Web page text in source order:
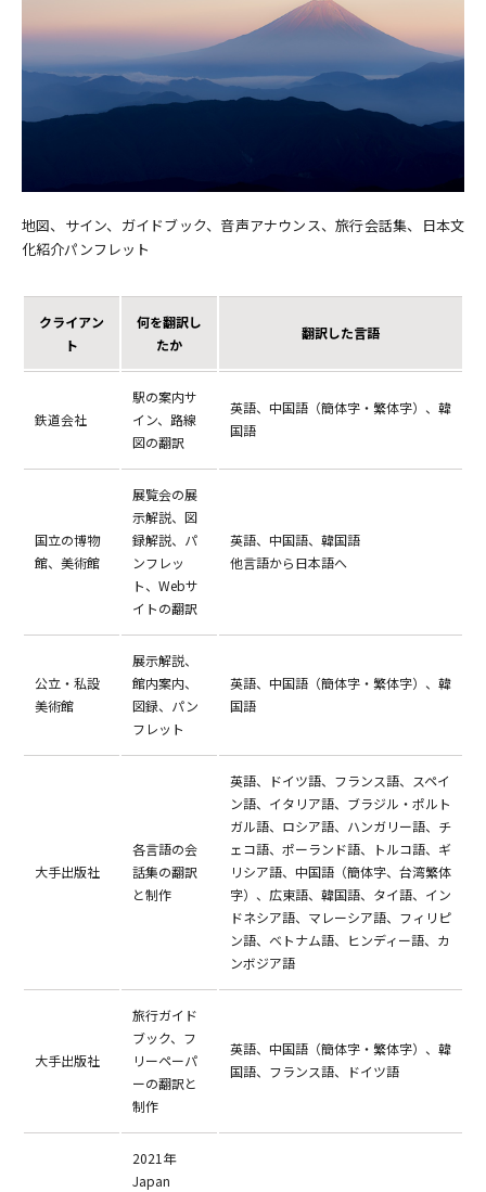
地図、サイン、ガイドブック、音声アナウンス、旅行会話集、日本文
化紹介パンフレット
クライアン
ト
何を翻訳し
たか
翻訳した言語
鉄道会社
駅の案内サ
イン、路線
図の翻訳
英語、中国語（簡体字・繁体字）、韓
国語
国立の博物
館、美術館
展覧会の展
示解説、図
録解説、パ
ンフレッ
ト、Webサ
イトの翻訳
英語、中国語、韓国語
他言語から日本語へ
公立・私設
美術館
展示解説、
館内案内、
図録、パン
フレット
英語、中国語（簡体字・繁体字）、韓
国語
大手出版社
各言語の会
話集の翻訳
と制作
英語、ドイツ語、フランス語、スペイ
ン語、イタリア語、ブラジル・ポルト
ガル語、ロシア語、ハンガリー語、チ
ェコ語、ポーランド語、トルコ語、ギ
リシア語、中国語（簡体字、台湾繁体
字）、広東語、韓国語、タイ語、イン
ドネシア語、マレーシア語、フィリピ
ン語、ベトナム語、ヒンディー語、カ
ンボジア語
大手出版社
旅行ガイド
ブック、フ
リーペーパ
ーの翻訳と
制作
英語、中国語（簡体字・繁体字）、韓
国語、フランス語、ドイツ語
2021年
Japan